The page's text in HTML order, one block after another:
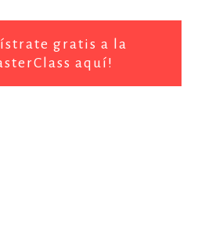
gratis a la
aquí!